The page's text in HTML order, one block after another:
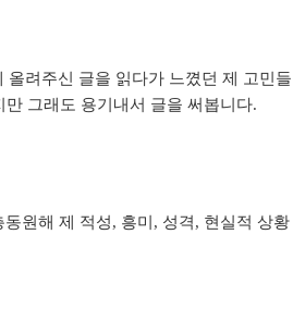
올려주신 글을 읽다가 느꼈던 제 고민들
그래도 용기내서 글을 써봅니다.
원해 제 적성, 흥미, 성격, 현실적 상황